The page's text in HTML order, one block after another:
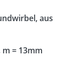
aus
= 13mm